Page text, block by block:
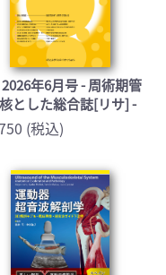
2026年6月号 - 周術期管
とした総合誌[リサ] -
(税込)